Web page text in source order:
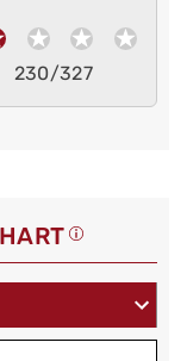
230/327